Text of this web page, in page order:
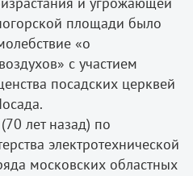
площади было
«о
с участием
посадских церквей
(70 лет назад) по
электротехнической
московских областных